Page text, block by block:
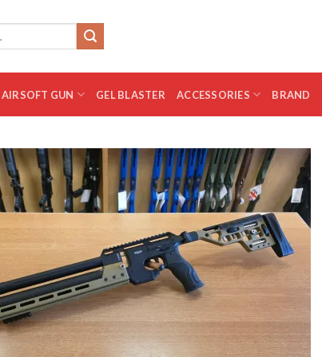
AIRSOFT GUN GEL BLASTER ACCESSORIES BRAND
Add to
wishlist